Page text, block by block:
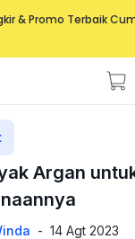
& Promo Terbaik
Argan
- 14 Agt 2023